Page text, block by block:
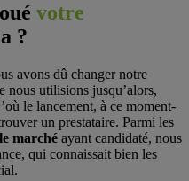
votre
?
avons dû changer notre
nous utilisions jusqu’alors,
le lancement, à ce moment-
un prestataire. Parmi les
marché ayant candidaté, nous
qui connaissait bien les